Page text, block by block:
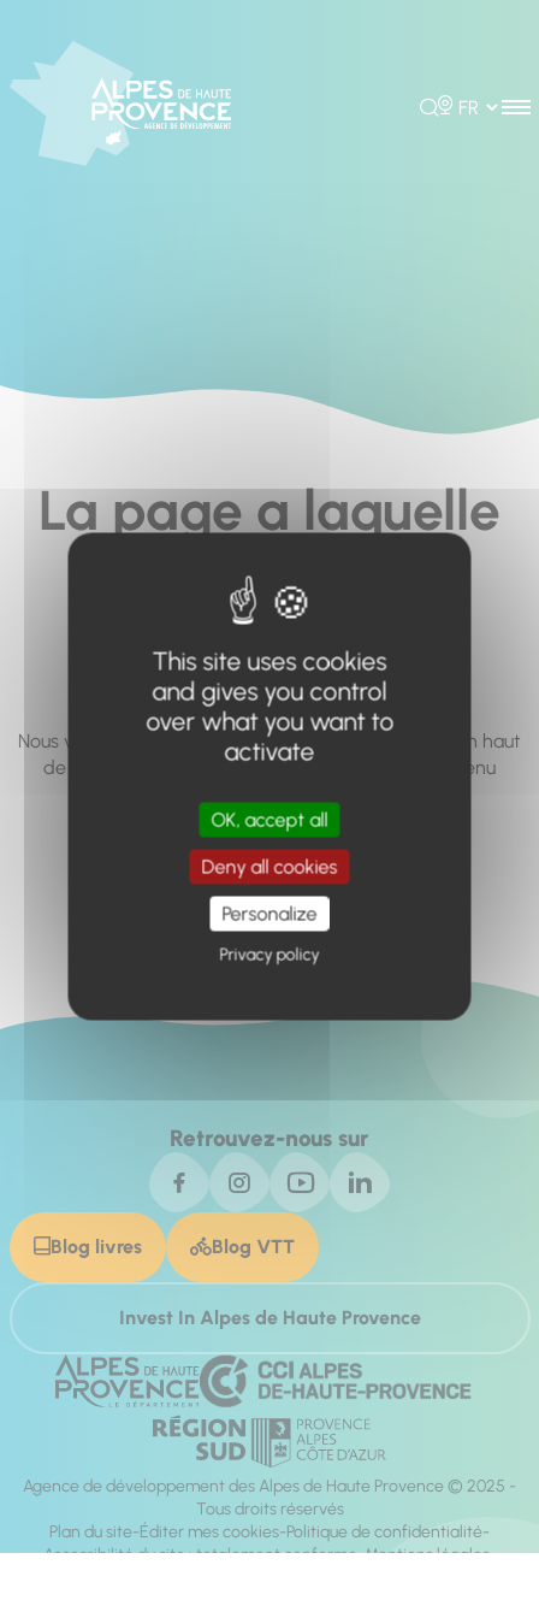
Rechercher
Choisir la
La page a laquelle
vous cherchez à
accéder n'existe
pas... ou plus.
Nous vous invitons à utiliser le moteur de recherche en haut
de page, ou à utiliser le menu pour trouver le contenu
Retour à l'accueil
Retrouvez-nous sur
Blog livres Blog VTT
Invest In Alpes de Haute Provence
Agence de développement des Alpes de Haute Provence © 2025 -
Tous droits réservés
Plan du site Éditer mes cookies Politique de confidentialité
Accessibilité du site : totalement conforme Mentions légales
This site uses cookies
and gives you control
over what you want to
activate
OK, accept all
Deny all cookies
Personalize
Privacy policy